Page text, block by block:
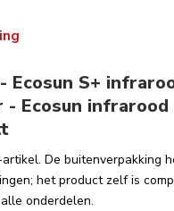
Ecosun S+
- Ecosun
De buitenverpakking
het product zelf is
onderdelen.